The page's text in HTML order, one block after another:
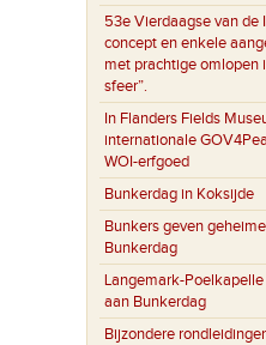
53e Vierdaagse van de
concept en enkele
met prachtige omlopen
sfeer”.
In Flanders Fields
internationale
WOI-erfgoed
Bunkerdag in Koksijde
Bunkers geven
Bunkerdag
Langemark-
aan Bunkerdag
Bijzondere